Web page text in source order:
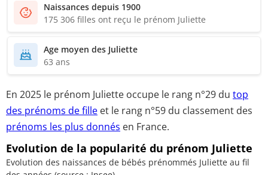
Naissances depuis 1900
175 306 filles ont reçu le prénom Juliette
Age moyen des Juliette
63 ans
En 2025 le prénom Juliette occupe le rang n°29 du top
des prénoms de fille et le rang n°59 du classement des
prénoms les plus donnés en France.
Evolution de la popularité du prénom Juliette
Evolution des naissances de bébés prénommés Juliette au fil